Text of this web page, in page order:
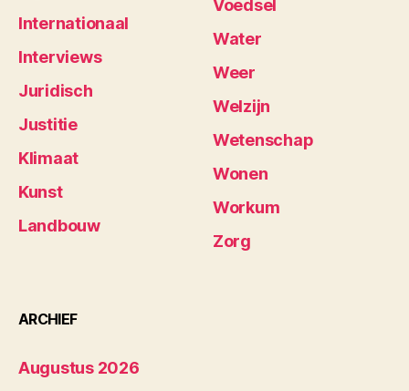
Internationaal
Interviews
Juridisch
Justitie
Klimaat
Kunst
Landbouw
Voedsel
Water
Weer
Welzijn
Wetenschap
Wonen
Workum
Zorg
ARCHIEF
Augustus 2026